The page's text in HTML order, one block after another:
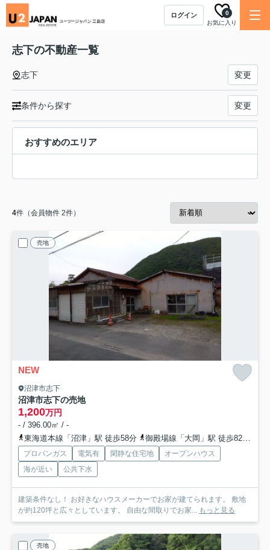
ログイン
お気に入り
0
志下の不動産一覧
志下 変更
条件から探す 変更
おすすめのエリア
4件（会員物件 2件）
売地
NEW
沼津市志下
沼津市志下の売地
1,200万円
- / 396.00㎡ / -
東海道本線「沼津」駅 徒歩58分
御殿場線「大岡」駅 徒歩82分
プロパンガス 電気有 閑静な住宅地
オープンハウス
海が近い
公共下水
建築条件なし！ お好きなハウスメーカーでお家が建てられます。 敷地
が約120坪と広々としています。 自由な間取りでお家... もっと見る
売地